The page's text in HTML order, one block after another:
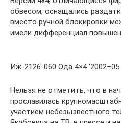
обвесом, оснащались
вместо ручной блокировки
имели дифференциал
Иж-2126-060 Ода 4×4 ‘2002–05
Нельзя не отметить, что в
прославилась
участием небезызвестного